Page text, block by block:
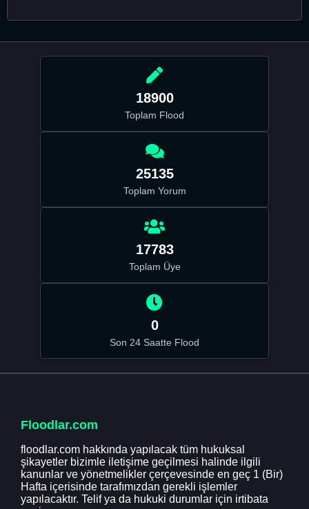
18900
Toplam Flood
25135
Toplam Yorum
17783
Toplam Üye
0
Son 24 Saatte Flood
Floodlar.com
floodlar.com hakkında yapılacak tüm hukuksal
şikayetler bizimle iletişime geçilmesi halinde ilgili
kanunlar ve yönetmelikler çerçevesinde en geç 1 (Bir)
Hafta içerisinde tarafımızdan gerekli işlemler
yapılacaktır. Telif ya da hukuki durumlar için irtibata